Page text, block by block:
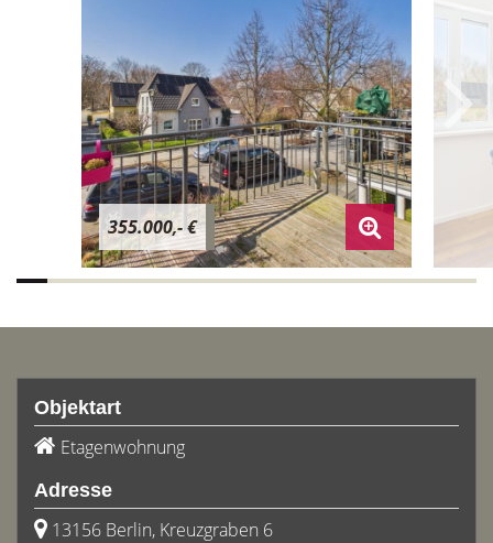
355.000,- €
Objektart
Etagenwohnung
Adresse
13156 Berlin, Kreuzgraben 6